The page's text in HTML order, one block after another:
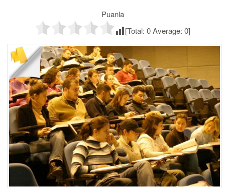
Puanla
[Total: 0Average: 0]